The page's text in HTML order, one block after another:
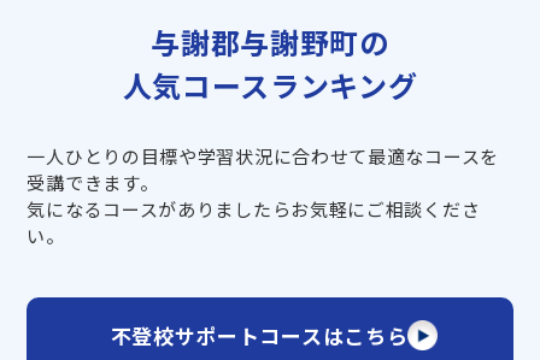
与謝郡与謝野町の
人気コースランキング
一人ひとりの目標や学習状況に合わせて最適なコースを
受講できます。
気になるコースがありましたらお気軽にご相談くださ
い。
不登校サポートコースはこちら